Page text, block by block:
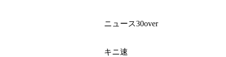
ニュース30over
キニ速